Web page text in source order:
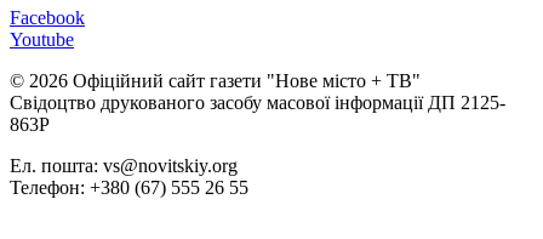
Facebook
Youtube
© 2026 Офіційний сайт газети "Нове мiсто + ТВ"
Свідоцтво друкованого засобу масової інформації ДП 2125-
863Р
Ел. пошта: vs@novitskiy.org
Телефон: +380 (67) 555 26 55